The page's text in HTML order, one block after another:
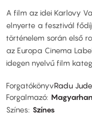
A film az idei Karlovy
elnyerte a fesztivál
történelem során első
az Europa Cinema
idegen nyelvű film
ForgatókönyvRadu Jude
Forgalmazó
Színes Színes